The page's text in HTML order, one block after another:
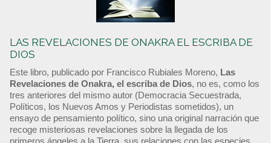
LAS REVELACIONES DE ONAKRA EL ESCRIBA DE
DIOS
Este libro, publicado por Francisco Rubiales Moreno, Las
Revelaciones de Onakra, el escriba de Dios, no es, como los
tres anteriores del mismo autor (Democracia Secuestrada,
Políticos, los Nuevos Amos y Periodistas sometidos), un
ensayo de pensamiento político, sino una original narración que
recoge misteriosas revelaciones sobre la llegada de los